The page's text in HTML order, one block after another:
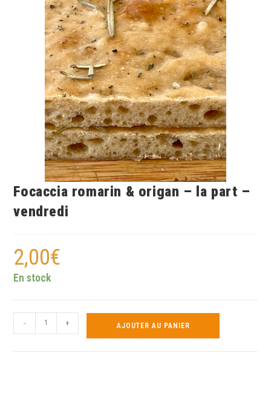
Focaccia romarin & origan – la part –
vendredi
2,00€
En stock
- + AJOUTER AU PANIER